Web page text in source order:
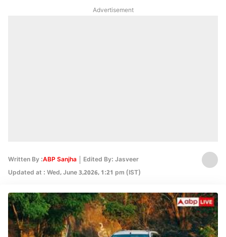
Advertisement
Written By :ABP Sanjha
Edited By: Jasveer
Updated at : Wed, June 3,2026, 1:21 pm (IST)